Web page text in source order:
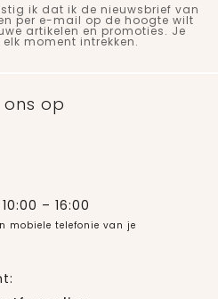
ik dat ik de nieuwsbrief van
per e-mail op de hoogte wilt
artikelen en promoties. Je
moment intrekken.
op
– 16:00
mobiele telefonie van je